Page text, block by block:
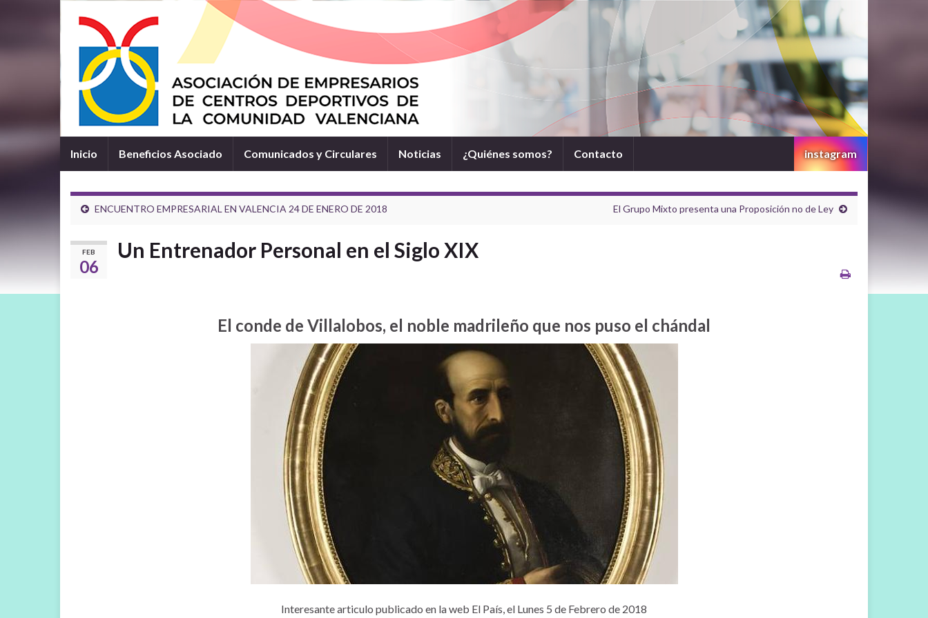
Inicio Beneficios Asociado Comunicados y Circulares Noticias ¿Quiénes somos? Contacto instagram
ENCUENTRO EMPRESARIAL EN VALENCIA 24 DE ENERO DE 2018 El Grupo Mixto presenta una Proposición no de Ley
FEB
06
Un Entrenador Personal en el Siglo XIX
El conde de Villalobos, el noble madrileño que nos puso el chándal
Interesante articulo publicado en la web El País, el Lunes 5 de Febrero de 2018